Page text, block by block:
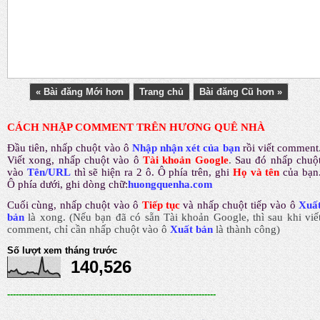
« Bài đăng Mới hơn Trang chủ Bài đăng Cũ hơn »
CÁCH NHẬP COMMENT TRÊN HƯƠNG QUÊ NHÀ
Đầu tiên, nhấp chuột vào ô Nhập nhận xét của bạn rồi viết comment
Viết xong, nhấp chuột vào ô Tài khoản Google. Sau đó nhấp
vào Tên/URL thì sẽ hiện ra 2 ô. Ô phía trên, ghi Họ và tên của
Ô phía dưới, ghi dòng chữ:huongquenha.com
Cuối cùng, nhấp chuột vào ô Tiếp tục và nhấp chuột tiếp vào ô
bản là xong.(Nếu bạn đã có sẵn Tài khoản Google, thì sau khi
comment, chỉ cần nhấp chuột vào ô Xuất bản là thành công)
Số lượt xem tháng trước
140,526
-------------------------------------------------------------------------